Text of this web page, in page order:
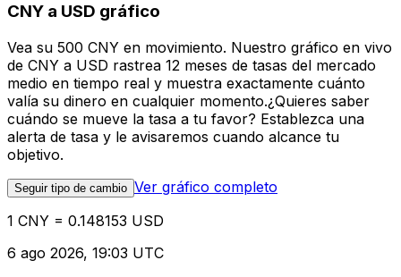
CNY a USD gráfico
Vea su 500 CNY en movimiento. Nuestro gráfico en vivo
de CNY a USD rastrea 12 meses de tasas del mercado
medio en tiempo real y muestra exactamente cuánto
valía su dinero en cualquier momento.¿Quieres saber
cuándo se mueve la tasa a tu favor? Establezca una
alerta de tasa y le avisaremos cuando alcance tu
objetivo.
Seguir tipo de cambio Ver gráfico completo
1 CNY = 0.148153 USD
6 ago 2026, 19:03 UTC